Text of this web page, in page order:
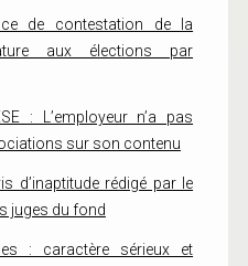
de contestation de la
aux élections par
: L’employeur n’a pas
sur son contenu
d’inaptitude rédigé par le
juges du fond
: caractère sérieux et